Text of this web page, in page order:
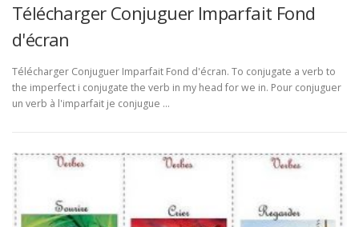
Télécharger Conjuguer Imparfait Fond
d'écran
Télécharger Conjuguer Imparfait Fond d'écran. To conjugate a verb to
the imperfect i conjugate the verb in my head for we in. Pour conjuguer
un verb à l'imparfait je conjugue …